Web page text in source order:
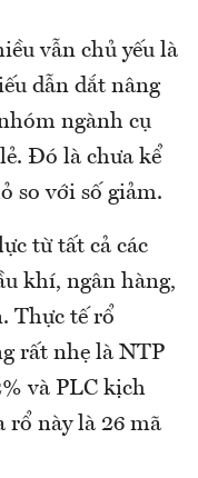
vẫn chủ yếu là
dẫn dắt nâng
ngành cụ
Đó là chưa kể
so với số giảm.
từ tất cả các
khí, ngân hàng,
Thực tế rổ
rất nhẹ là NTP
và PLC kịch
rổ này là 26 mã